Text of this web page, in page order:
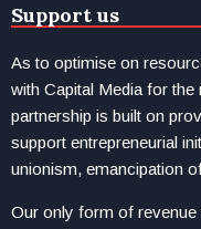
Support us
As to optimise on
with Capital Media for
partnership is built on
support entrepreneurial
unionism, emancipation
Our only form of